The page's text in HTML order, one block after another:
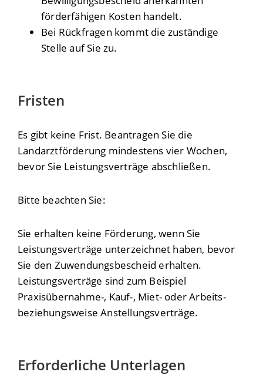
förderfähigen Kosten handelt.
Bei Rückfragen kommt die zuständige
Stelle auf Sie zu.
Fristen
Es gibt keine Frist. Beantragen Sie die
Landarztförderung mindestens vier Wochen,
bevor Sie Leistungsverträge abschließen.
Bitte beachten Sie:
Sie erhalten keine Förderung, wenn Sie
Leistungsverträge unterzeichnet haben, bevor
Sie den Zuwendungsbescheid erhalten.
Leistungsverträge sind zum Beispiel
Praxisübernahme-, Kauf-, Miet- oder Arbeits-
beziehungsweise Anstellungsverträge.
Erforderliche Unterlagen